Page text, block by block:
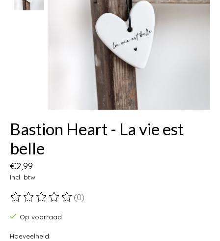
Bastion Heart - La vie est
belle
€2,99
Incl. btw
De beoordeling van dit product is
(0)
Op voorraad
Hoeveelheid: